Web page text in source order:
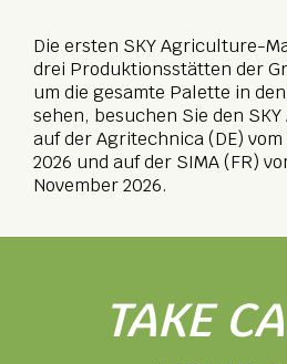
Die ersten SKY Agriculture-
drei Produktionsstätten der
um die gesamte Palette in
sehen, besuchen Sie den
auf der Agritechnica (DE) vom
2026 und auf der SIMA (FR)
November 2026.
TAKE